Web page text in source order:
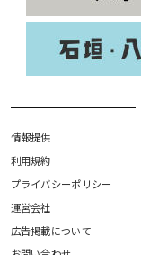
情報提供
利用規約
プライバシーポリシー
運営会社
広告掲載について